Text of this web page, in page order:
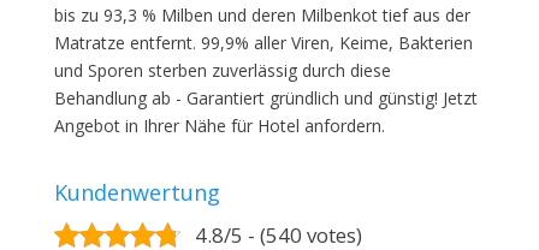
bis zu 93,3 % Milben und deren Milbenkot tief aus der
Matratze entfernt. 99,9% aller Viren, Keime, Bakterien
und Sporen sterben zuverlässig durch diese
Behandlung ab - Garantiert gründlich und günstig! Jetzt
Angebot in Ihrer Nähe für Hotel anfordern.
Kundenwertung
4.8/5 - (540 votes)